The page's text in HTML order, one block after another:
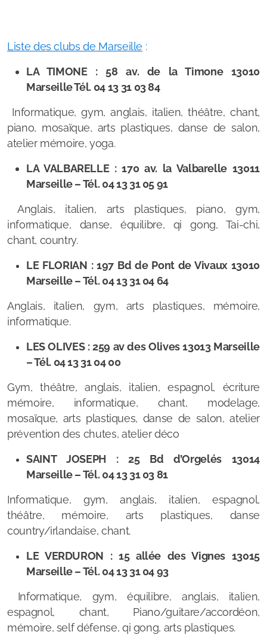
Liste des clubs de Marseille :
LA TIMONE : 58 av. de la Timone 13010
Marseille Tél. 04 13 31 03 84
Informatique, gym, anglais, italien, théâtre, chant,
piano, mosaïque, arts plastiques, danse de salon,
atelier mémoire, yoga.
LA VALBARELLE : 170 av. la Valbarelle 13011
Marseille – Tél. 04 13 31 05 91
Anglais, italien, arts plastiques, piano, gym,
informatique, danse, équilibre, qi gong, Tai-chi,
chant, country.
LE FLORIAN : 197 Bd de Pont de Vivaux 13010
Marseille – Tél. 04 13 31 04 64
Anglais, italien, gym, arts plastiques, mémoire,
informatique.
LES OLIVES : 259 av des Olives 13013 Marseille
– Tél. 04 13 31 04 00
Gym, théâtre, anglais, italien, espagnol, écriture
mémoire, informatique, chant, modelage,
mosaïque, arts plastiques, danse de salon, atelier
prévention des chutes, atelier déco
SAINT JOSEPH : 25 Bd d’Orgelés 13014
Marseille – Tél. 04 13 31 03 81
Informatique, gym, anglais, italien, espagnol,
théâtre, mémoire, arts plastiques, danse
country/irlandaise, chant.
LE VERDURON : 15 allée des Vignes 13015
Marseille – Tél. 04 13 31 04 93
Informatique, gym, équilibre, anglais, italien,
espagnol, chant, Piano/guitare/accordéon,
mémoire, self défense, qi gong, arts plastiques.